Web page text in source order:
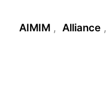
AIMIM , Alliance ,